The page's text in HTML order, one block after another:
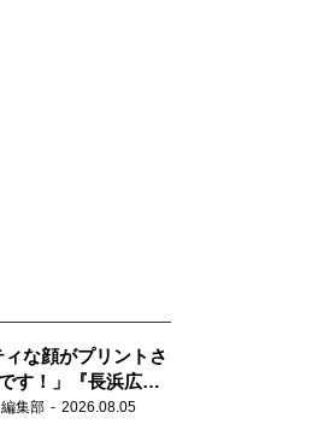
ィな顔がプリントさ
す！」『長浜広奈
番組グッズ発売
集部 2026.08.05